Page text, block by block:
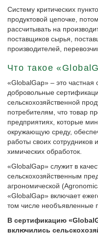
Систему критических
продуктовой цепочке,
рассчитывать на
поставщиков сырья,
производителей,
Что такое
«GlobalGap» – это частная
добровольные
сельскохозяйственной
потребителям, что товар
предприятиях, которые
окружающую среду,
работы своих сотрудников
химических обработок.
«GlobalGap» служит в
сельскохозяйственным
агрономической
«GlobalGap» включает
том числе необъявленные
В сертификацию
включились